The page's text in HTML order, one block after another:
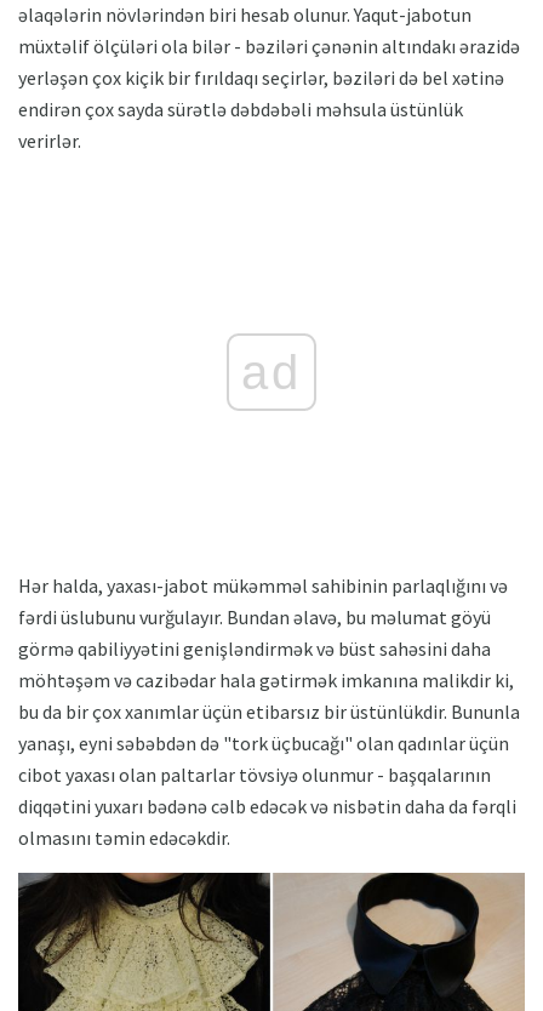
əlaqələrin növlərindən biri hesab olunur. Yaqut-jabotun
müxtəlif ölçüləri ola bilər - bəziləri çənənin altındakı ərazidə
yerləşən çox kiçik bir fırıldaqı seçirlər, bəziləri də bel xətinə
endirən çox sayda sürətlə dəbdəbəli məhsula üstünlük
verirlər.
ad
Hər halda, yaxası-jabot mükəmməl sahibinin parlaqlığını və
fərdi üslubunu vurğulayır. Bundan əlavə, bu məlumat göyü
görmə qabiliyyətini genişləndirmək və büst sahəsini daha
möhtəşəm və cazibədar hala gətirmək imkanına malikdir ki,
bu da bir çox xanımlar üçün etibarsız bir üstünlükdir. Bununla
yanaşı, eyni səbəbdən də "tork üçbucağı" olan qadınlar üçün
cibot yaxası olan paltarlar tövsiyə olunmur - başqalarının
diqqətini yuxarı bədənə cəlb edəcək və nisbətin daha da fərqli
olmasını təmin edəcəkdir.